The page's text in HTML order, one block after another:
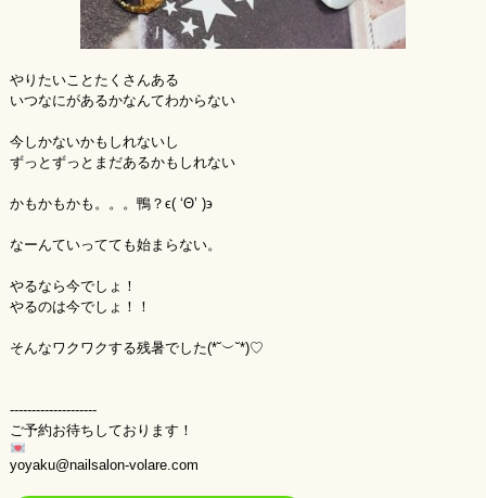
やりたいことたくさんある
いつなにがあるかなんてわからない
今しかないかもしれないし
ずっとずっとまだあるかもしれない
かもかもかも。。。鴨？ϵ( ‘Θ’ )϶
なーんていってても始まらない。
やるなら今でしょ！
やるのは今でしょ！！
そんなワクワクする残暑でした(*˘︶˘*)♡
--------------------
ご予約お待ちしております！
yoyaku@nailsalon-volare.com